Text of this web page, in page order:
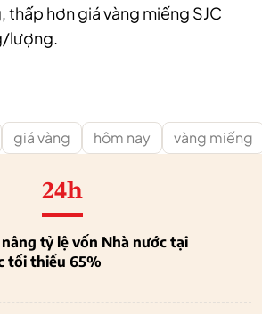
hơn giá vàng miếng SJC
lượng.
giá vàng hôm nay vàng miếng
24h
tỷ lệ vốn Nhà nước tại
tối thiểu 65%